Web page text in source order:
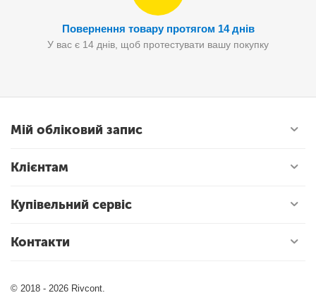
Повернення товару протягом 14 днів
У вас є 14 днів, щоб протестувати вашу покупку
Мій обліковий запис
Клієнтам
Купівельний сервіс
Контакти
© 2018 - 2026 Rivcont.